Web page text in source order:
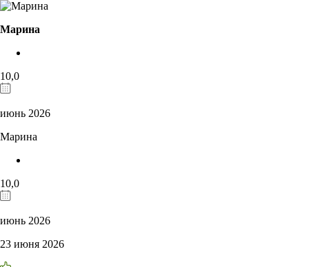
Марина
10,0
июнь 2026
Марина
10,0
июнь 2026
23 июня 2026